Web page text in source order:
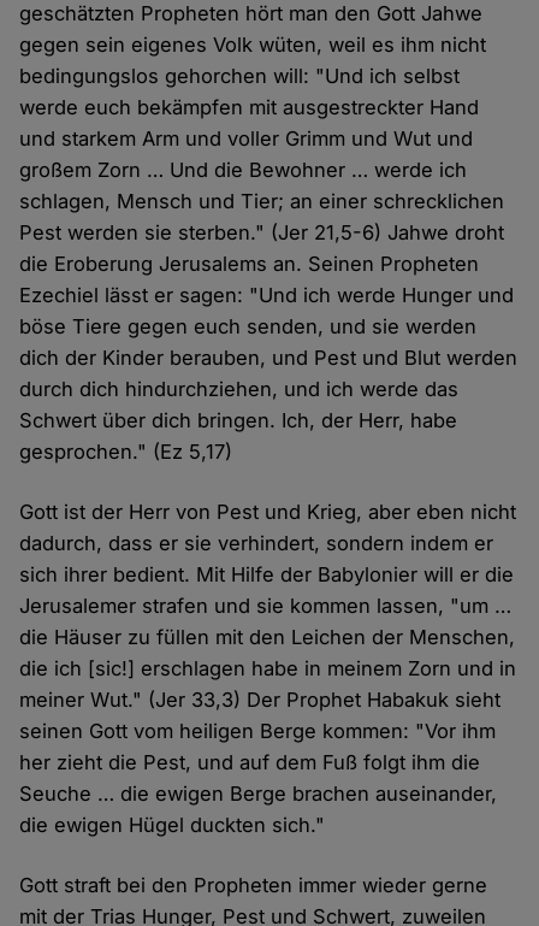
geschätzten Propheten hört man den Gott Jahwe
gegen sein eigenes Volk wüten, weil es ihm nicht
bedingungslos gehorchen will: "Und ich selbst
werde euch bekämpfen mit ausgestreckter Hand
und starkem Arm und voller Grimm und Wut und
großem Zorn … Und die Bewohner … werde ich
schlagen, Mensch und Tier; an einer schrecklichen
Pest werden sie sterben." (Jer 21,5-6) Jahwe droht
die Eroberung Jerusalems an. Seinen Propheten
Ezechiel lässt er sagen: "Und ich werde Hunger und
böse Tiere gegen euch senden, und sie werden
dich der Kinder berauben, und Pest und Blut werden
durch dich hindurchziehen, und ich werde das
Schwert über dich bringen. Ich, der Herr, habe
gesprochen." (Ez 5,17)
Gott ist der Herr von Pest und Krieg, aber eben nicht
dadurch, dass er sie verhindert, sondern indem er
sich ihrer bedient. Mit Hilfe der Babylonier will er die
Jerusalemer strafen und sie kommen lassen, "um …
die Häuser zu füllen mit den Leichen der Menschen,
die ich [sic!] erschlagen habe in meinem Zorn und in
meiner Wut." (Jer 33,3) Der Prophet Habakuk sieht
seinen Gott vom heiligen Berge kommen: "Vor ihm
her zieht die Pest, und auf dem Fuß folgt ihm die
Seuche … die ewigen Berge brachen auseinander,
die ewigen Hügel duckten sich."
Gott straft bei den Propheten immer wieder gerne
mit der Trias Hunger, Pest und Schwert, zuweilen